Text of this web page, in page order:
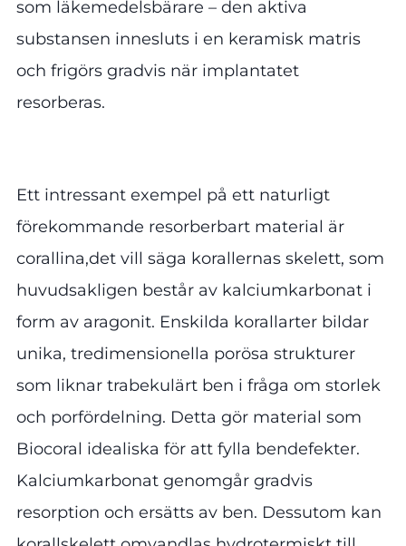
som läkemedelsbärare – den aktiva
substansen innesluts i en keramisk matris
och frigörs gradvis när implantatet
resorberas.
Ett intressant exempel på ett naturligt
förekommande resorberbart material är
corallina,det vill säga korallernas skelett, som
huvudsakligen består av kalciumkarbonat i
form av aragonit. Enskilda korallarter bildar
unika, tredimensionella porösa strukturer
som liknar trabekulärt ben i fråga om storlek
och porfördelning. Detta gör material som
Biocoral idealiska för att fylla bendefekter.
Kalciumkarbonat genomgår gradvis
resorption och ersätts av ben. Dessutom kan